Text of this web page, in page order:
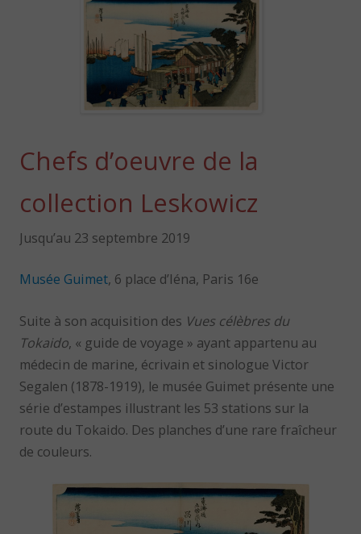
Chefs d’oeuvre de la
collection Leskowicz
Jusqu’au 23 septembre 2019
Musée Guimet, 6 place d’Iéna, Paris 16e
Suite à son acquisition des Vues célèbres du
Tokaido, « guide de voyage » ayant appartenu au
médecin de marine, écrivain et sinologue Victor
Segalen (1878-1919), le musée Guimet présente une
série d’estampes illustrant les 53 stations sur la
route du Tokaido. Des planches d’une rare fraîcheur
de couleurs.